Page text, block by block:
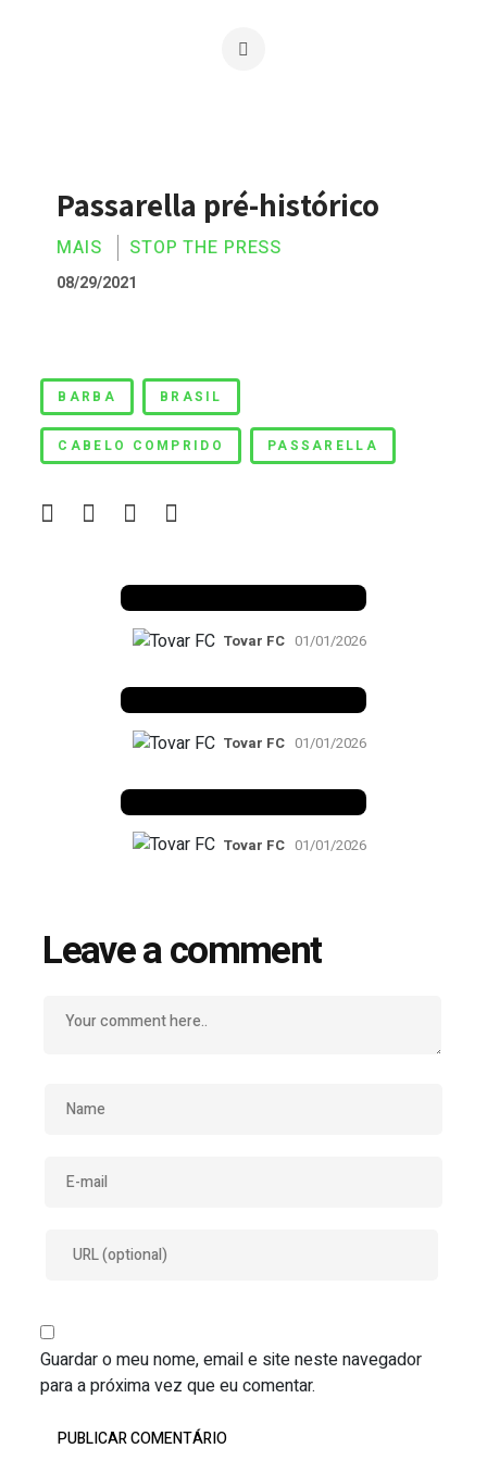
Passarella pré-histórico
MAIS STOP THE PRESS
08/29/2021
Passarella pré-histórico
BARBA BRASIL
CABELO COMPRIDO PASSARELLA
Tovar FC 01/01/2026
Tovar FC 01/01/2026
Tovar FC 01/01/2026
Leave a comment
Guardar o meu nome, email e site neste navegador
para a próxima vez que eu comentar.